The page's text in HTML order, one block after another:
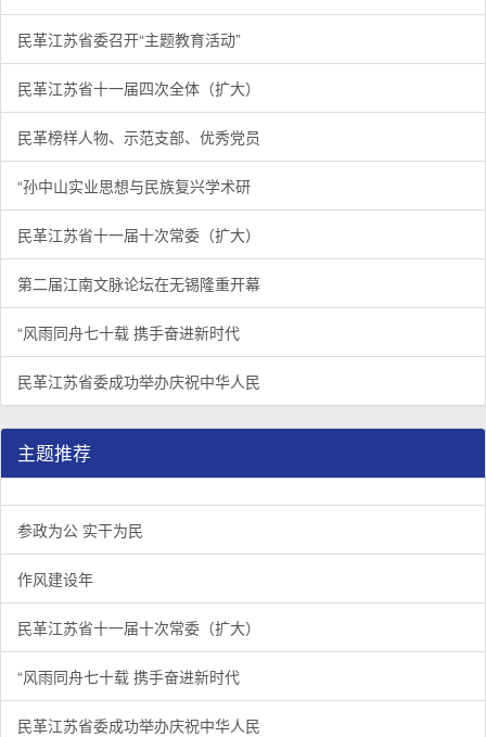
民革江苏省委召开“主题教育活动”
民革江苏省十一届四次全体（扩大）
民革榜样人物、示范支部、优秀党员
“孙中山实业思想与民族复兴学术研
民革江苏省十一届十次常委（扩大）
第二届江南文脉论坛在无锡隆重开幕
“风雨同舟七十载 携手奋进新时代
民革江苏省委成功举办庆祝中华人民
主题推荐
参政为公 实干为民
作风建设年
民革江苏省十一届十次常委（扩大）
“风雨同舟七十载 携手奋进新时代
民革江苏省委成功举办庆祝中华人民